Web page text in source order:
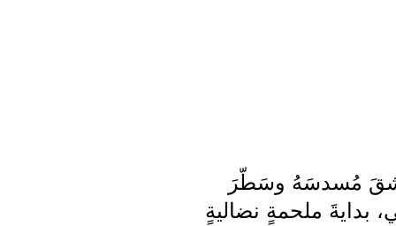
مُسدسَهُ وسَطّرَ
بدايةَ ملحمةٍ نضاليةٍ